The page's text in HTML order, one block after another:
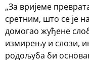
„За вријеме
сретним, што се је
домогао жуђене
измирењу и слози,
родољуба би